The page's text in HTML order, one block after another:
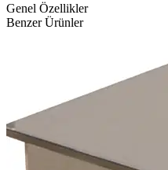
Genel Özellikler
Benzer Ürünler